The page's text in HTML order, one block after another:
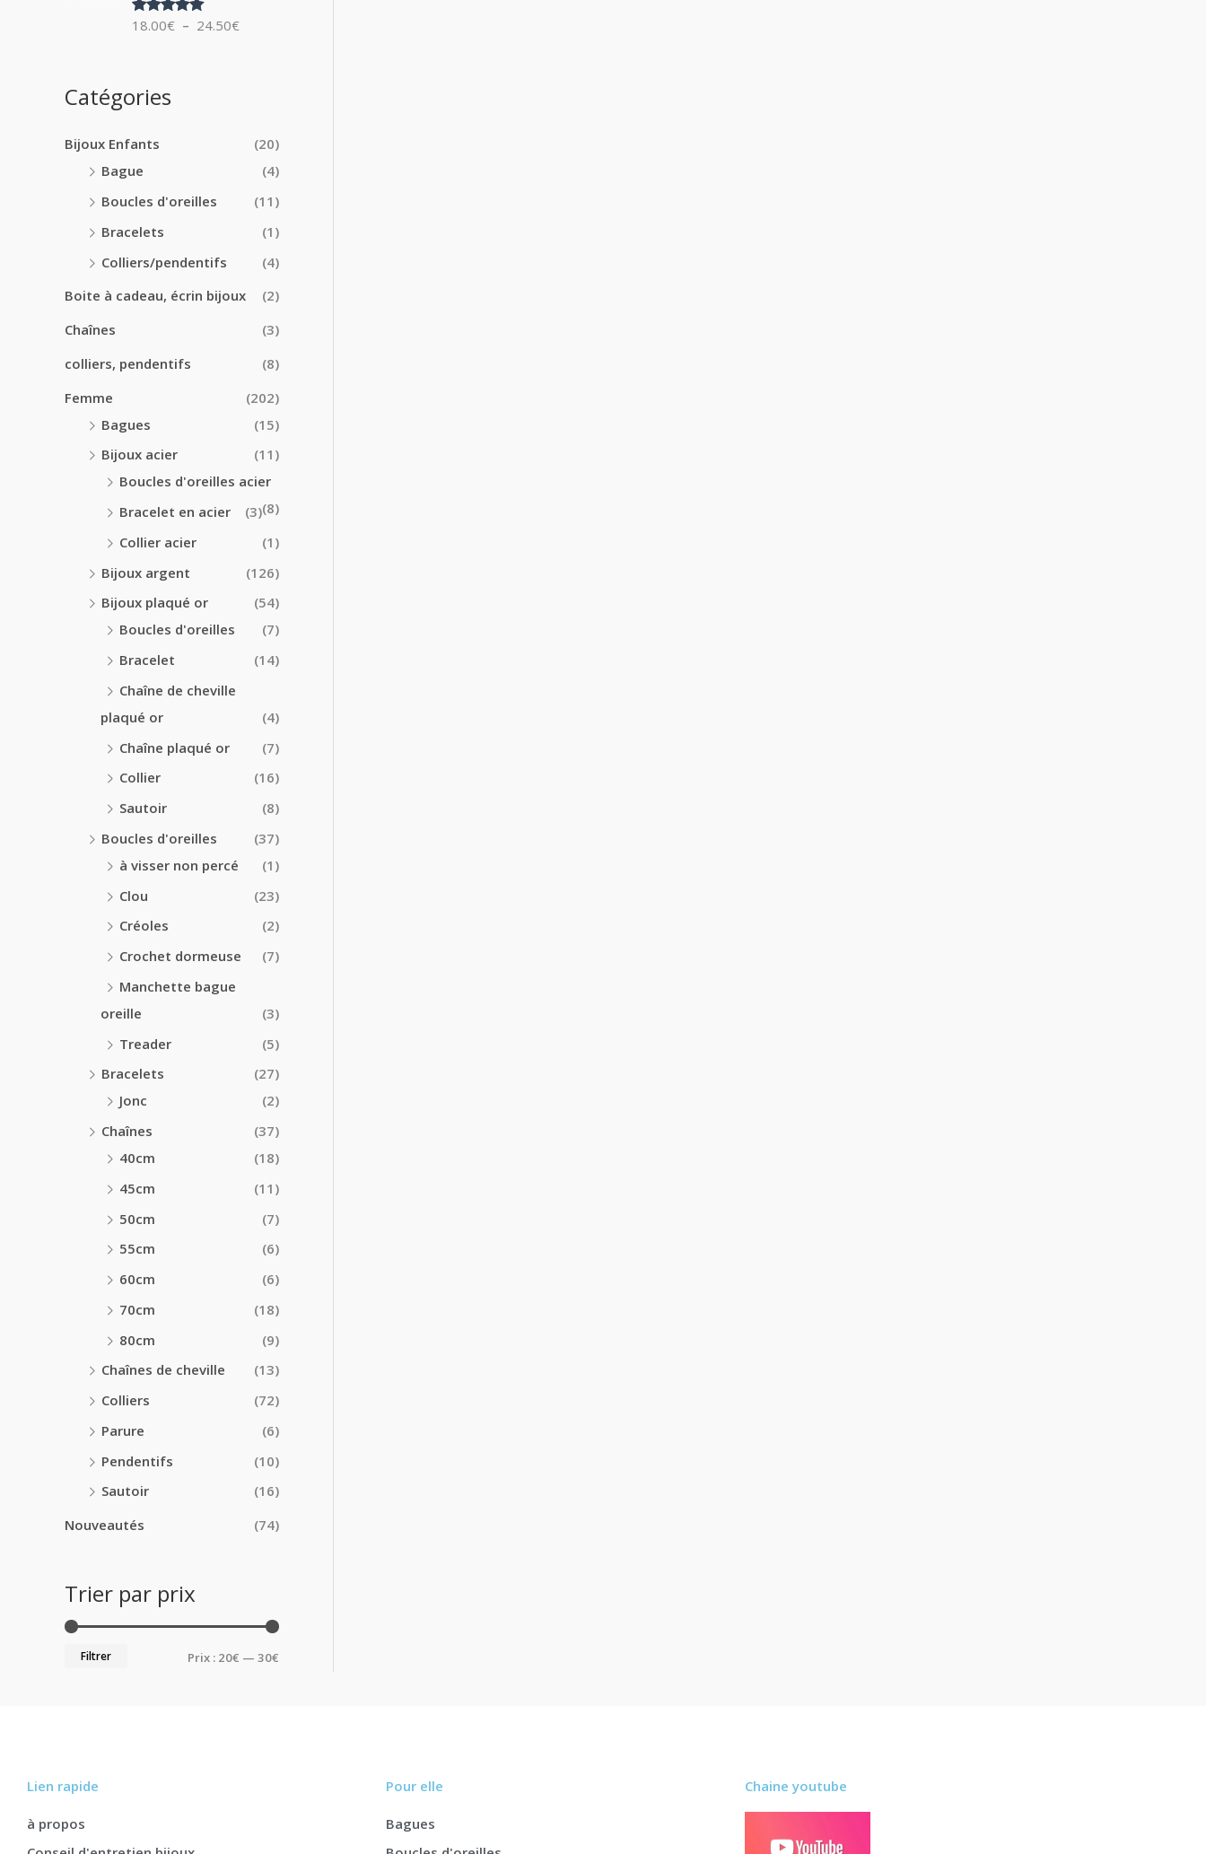
€:
Note5.00
18.00€ – 24.50€
2
Catégories
Bijoux Enfants
(20)
Bague
(4)
Boucles d'oreilles
(11)
Bracelets
(1)
Colliers/pendentifs
(4)
Boite à cadeau, écrin bijoux
(2)
Chaînes
(3)
colliers, pendentifs
(8)
Femme
(202)
Bagues
(15)
Bijoux acier
(11)
Boucles d'oreilles acier
(8)
Bracelet en acier
(3)
Collier acier
(1)
Bijoux argent
(126)
Bijoux plaqué or
(54)
Boucles d'oreilles
(7)
Bracelet
(14)
Chaîne de cheville
plaqué or
(4)
Chaîne plaqué or
(7)
Collier
(16)
Sautoir
(8)
Boucles d'oreilles
(37)
à visser non percé
(1)
Clou
(23)
Créoles
(2)
Crochet dormeuse
(7)
Manchette bague
oreille
(3)
Treader
(5)
Bracelets
(27)
Jonc
(2)
Chaînes
(37)
40cm
(18)
45cm
(11)
50cm
(7)
55cm
(6)
60cm
(6)
70cm
(18)
80cm
(9)
Chaînes de cheville
(13)
Colliers
(72)
Parure
(6)
Pendentifs
(10)
Sautoir
(16)
Nouveautés
(74)
Trier par prix
Filtrer Prix : 20€ — 30€
Lien rapide
à propos
Pour elle
Bagues
Chaine youtube